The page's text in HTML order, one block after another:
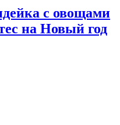
с овощами
на Новый год